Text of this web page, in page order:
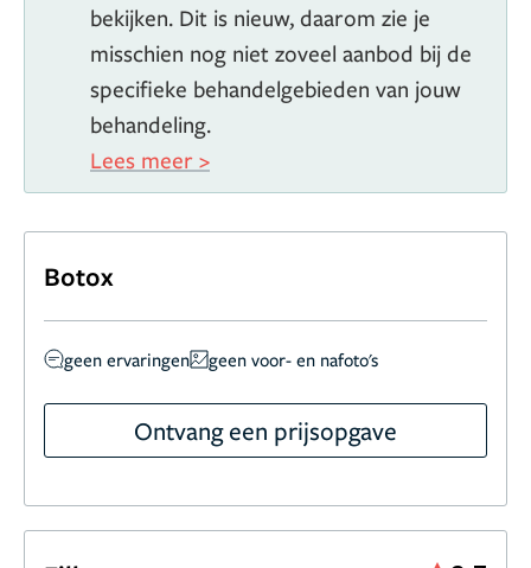
bekijken. Dit is nieuw, daarom zie je
misschien nog niet zoveel aanbod bij de
specifieke behandelgebieden van jouw
behandeling.
Lees meer >
Botox
geen ervaringen geen voor- en nafoto's
Ontvang een prijsopgave